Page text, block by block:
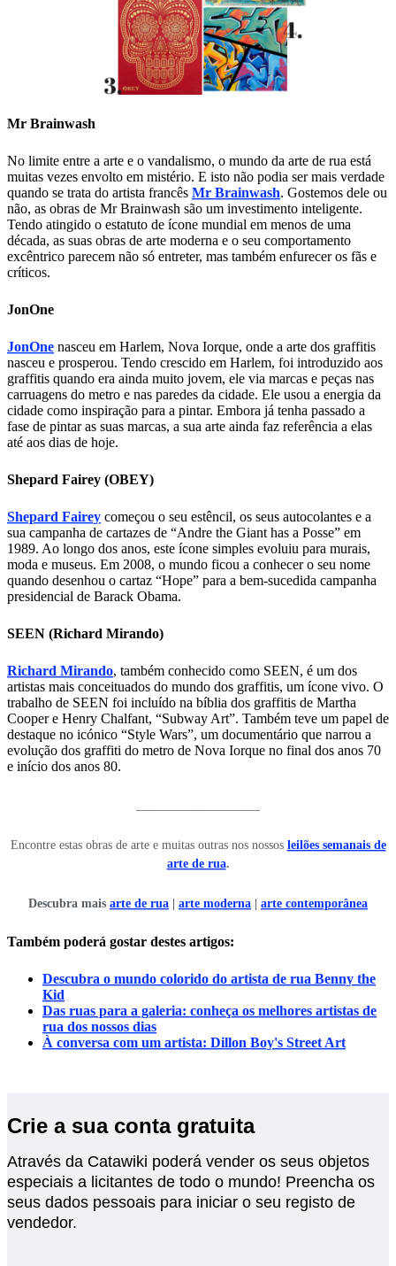
Mr Brainwash
No limite entre a arte e o vandalismo, o mundo da arte de rua está
muitas vezes envolto em mistério. E isto não podia ser mais verdade
quando se trata do artista francês Mr Brainwash. Gostemos dele ou
não, as obras de Mr Brainwash são um investimento inteligente.
Tendo atingido o estatuto de ícone mundial em menos de uma
década, as suas obras de arte moderna e o seu comportamento
excêntrico parecem não só entreter, mas também enfurecer os fãs e
críticos.
JonOne
JonOne nasceu em Harlem, Nova Iorque, onde a arte dos graffitis
nasceu e prosperou. Tendo crescido em Harlem, foi introduzido aos
graffitis quando era ainda muito jovem, ele via marcas e peças nas
carruagens do metro e nas paredes da cidade. Ele usou a energia da
cidade como inspiração para a pintar. Embora já tenha passado a
fase de pintar as suas marcas, a sua arte ainda faz referência a elas
até aos dias de hoje.
Shepard Fairey (OBEY)
Shepard Fairey começou o seu estêncil, os seus autocolantes e a
sua campanha de cartazes de “Andre the Giant has a Posse” em
1989. Ao longo dos anos, este ícone simples evoluiu para murais,
moda e museus. Em 2008, o mundo ficou a conhecer o seu nome
quando desenhou o cartaz “Hope” para a bem-sucedida campanha
presidencial de Barack Obama.
SEEN (Richard Mirando)
Richard Mirando, também conhecido como SEEN, é um dos
artistas mais conceituados do mundo dos graffitis, um ícone vivo. O
trabalho de SEEN foi incluído na bíblia dos graffitis de Martha
Cooper e Henry Chalfant, “Subway Art”. Também teve um papel de
destaque no icónico “Style Wars”, um documentário que narrou a
evolução dos graffiti do metro de Nova Iorque no final dos anos 70
e início dos anos 80.
Encontre estas obras de arte e muitas outras nos nossos leilões semanais de
arte de rua.
Descubra mais arte de rua | arte moderna | arte contemporânea
Também poderá gostar destes artigos:
Descubra o mundo colorido do artista de rua Benny the
Kid
Das ruas para a galeria: conheça os melhores artistas de
rua dos nossos dias
À conversa com um artista: Dillon Boy's Street Art
Crie a sua conta gratuita
Através da Catawiki poderá vender os seus objetos
especiais a licitantes de todo o mundo! Preencha os
seus dados pessoais para iniciar o seu registo de
vendedor.